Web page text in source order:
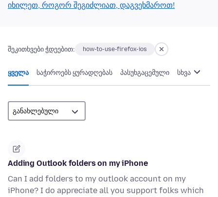
იხილეთ, როგორ შეგიძლიათ, დაგვეხმაროთ!
შეკითხვები ჭდეებით: how-to-use-firefox-ios
ყველა საჭიროებს ყურადღებას პასუხგაცემული სხვა
Adding Outlook folders on my iPhone
Can I add folders to my outlook account on my
iPhone? I do appreciate all you support folks which